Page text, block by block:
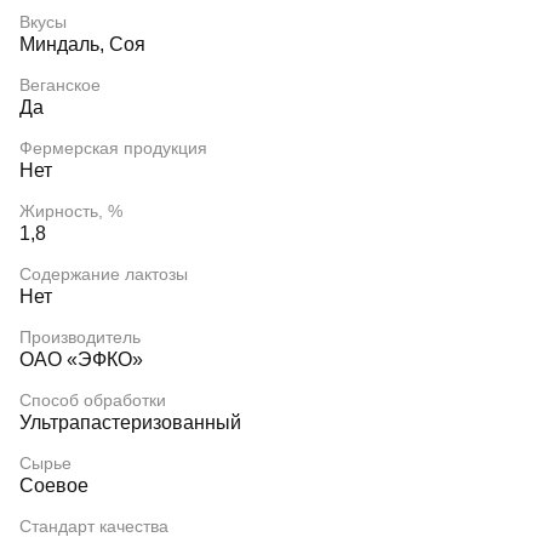
Вкусы
Миндаль, Соя
Веганское
Да
Фермерская продукция
Нет
Жирность, %
1,8
Содержание лактозы
Нет
Производитель
ОАО «ЭФКО»
Способ обработки
Ультрапастеризованный
Сырье
Соевое
Стандарт качества